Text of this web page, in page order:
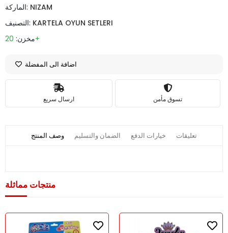
الماركة: NIZAM
التصنيف: KARTELA OYUN SETLERI
مخزن:20+
اضافة الى المفضلة
ارسال سريع تسوق مأمن
وصف المنتج الضمان والتسليم خيارات الدفع تعليقات
منتجات مماثلة